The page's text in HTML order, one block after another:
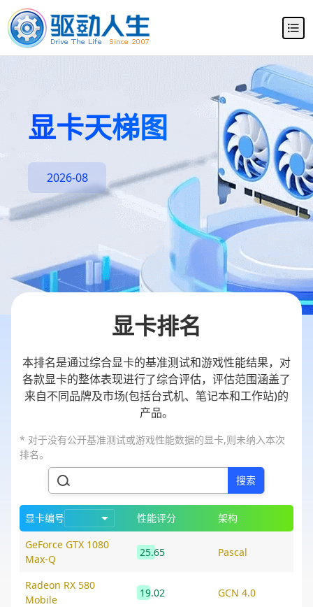
显卡天梯图
2026-08
显卡排名
本排名是通过综合显卡的基准测试和游戏性能结果，对
各款显卡的整体表现进行了综合评估，评估范围涵盖了
来自不同品牌及市场(包括台式机、笔记本和工作站)的
产品。
* 对于没有公开基准测试或游戏性能数据的显卡,则未纳入本次
排名。
搜索
显卡编号 性能评分
架构
GeForce GTX 1080
Max-Q
25.65 Pascal
Radeon RX 580
Mobile
19.02 GCN 4.0